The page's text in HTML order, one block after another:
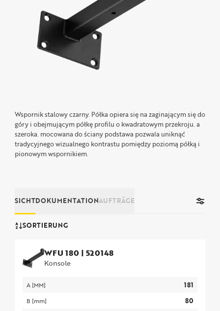
Wspornik stalowy czarny. Półka opiera się na zaginającym się do
góry i obejmującym półkę profilu o kwadratowym przekroju. a
szeroka. mocowana do ściany podstawa pozwala uniknąć
tradycyjnego wizualnego kontrastu pomiędzy poziomą półką i
pionowym wspornikiem.
SICHTDOKUMENTATIONAUFTRÄGE
SORTIERUNG
WFU 180 | 520148
Konsole
A [MM] 181
B [mm] 80